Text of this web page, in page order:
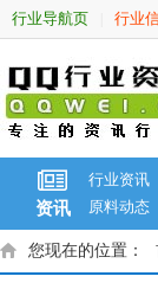
行业导航页 行业
资讯
行业资讯
原料动态
您现在的位置：